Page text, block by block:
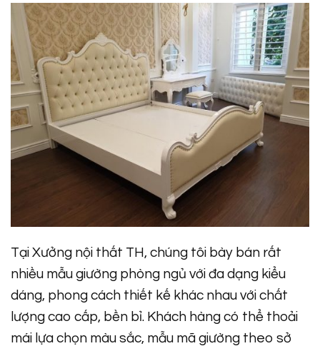
Tại Xưởng nội thất TH, chúng tôi bày bán rất
nhiều mẫu giường phòng ngủ với đa dạng kiểu
dáng, phong cách thiết kế khác nhau với chất
lượng cao cấp, bền bỉ. Khách hàng có thể thoải
mái lựa chọn màu sắc, mẫu mã giường theo sở